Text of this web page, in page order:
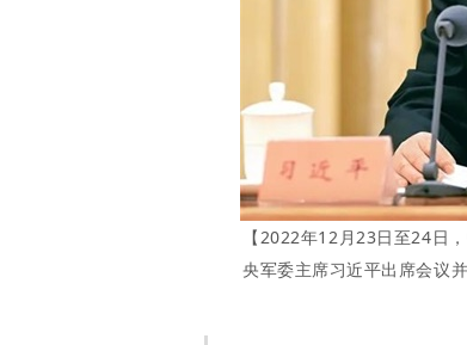
【2022年12月23日至24日
央军委主席习近平出席会议